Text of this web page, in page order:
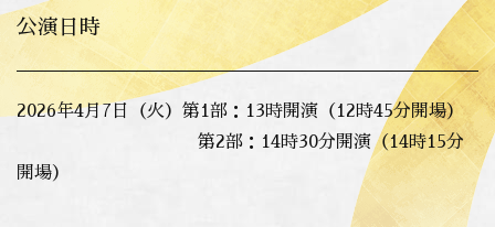
公演日時
2026年4月7日（火）第1部：13時開演（12時45分開場）
第2部：14時30分開演（14時15分
開場）